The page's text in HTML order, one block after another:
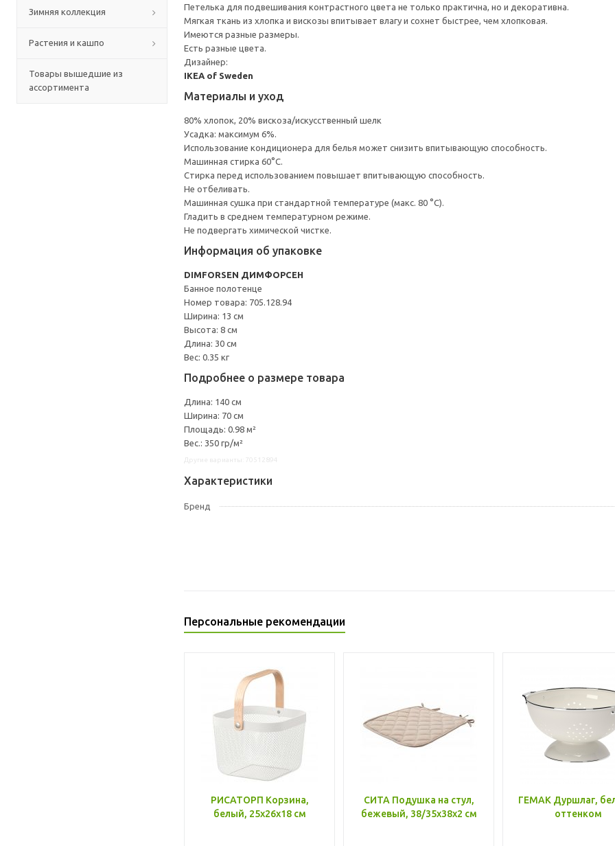
Зимняя коллекция
Растения и кашпо
Товары вышедшие из
ассортимента
Петелька для подвешивания контрастного цвета не только практична, но и декоративна.
Мягкая ткань из хлопка и вискозы впитывает влагу и сохнет быстрее, чем хлопковая.
Имеются разные размеры.
Есть разные цвета.
Дизайнер:
IKEA of Sweden
Материалы и уход
80% хлопок, 20% вискоза/искусственный шелк
Усадка: максимум 6%.
Использование кондиционера для белья может снизить впитывающую способность.
Машинная стирка 60°С.
Стирка перед использованием повышает впитывающую способность.
Не отбеливать.
Машинная сушка при стандартной температуре (макс. 80 °C).
Гладить в среднем температурном режиме.
Не подвергать химической чистке.
Информация об упаковке
DIMFORSEN ДИМФОРСЕН
Банное полотенце
Номер товара: 705.128.94
Ширина: 13 см
Высота: 8 см
Длина: 30 см
Вес: 0.35 кг
Подробнее о размере товара
Длина: 140 см
Ширина: 70 см
Площадь: 0.98 м²
Вес.: 350 гр/м²
Характеристики
Бренд
Персональные рекомендации
РИСАТОРП Корзина,
белый, 25x26x18 см
СИТА Подушка на стул,
бежевый, 38/35x38x2 см
ГЕМАК Дуршлаг,
оттенком